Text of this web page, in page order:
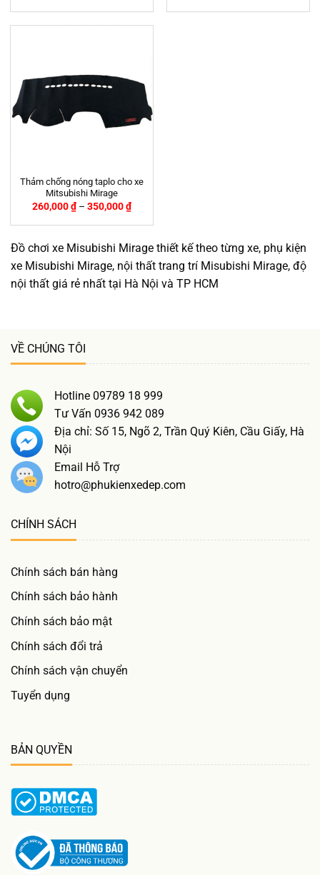
Thảm chống nóng taplo cho xe
Mitsubishi Mirage
260,000₫ – 350,000₫
Đồ chơi xe Misubishi Mirage thiết kế theo từng xe, phụ kiện
xe Misubishi Mirage, nội thất trang trí Misubishi Mirage, độ
nội thất giá rẻ nhất tại Hà Nội và TP HCM
VỀ CHÚNG TÔI
Hotline 09789 18 999
Tư Vấn 0936 942 089
Địa chỉ: Số 15, Ngõ 2, Trần Quý Kiên, Cầu Giấy, Hà
Nội
Email Hỗ Trợ
hotro@phukienxedep.com
CHÍNH SÁCH
Chính sách bán hàng
Chính sách bảo hành
Chính sách bảo mật
Chính sách đổi trả
Chính sách vận chuyển
Tuyển dụng
BẢN QUYỀN